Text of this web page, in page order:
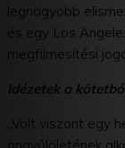
legnagyobb
és egy Los
megfilmesítési
Idézetek a
„Volt viszont egy